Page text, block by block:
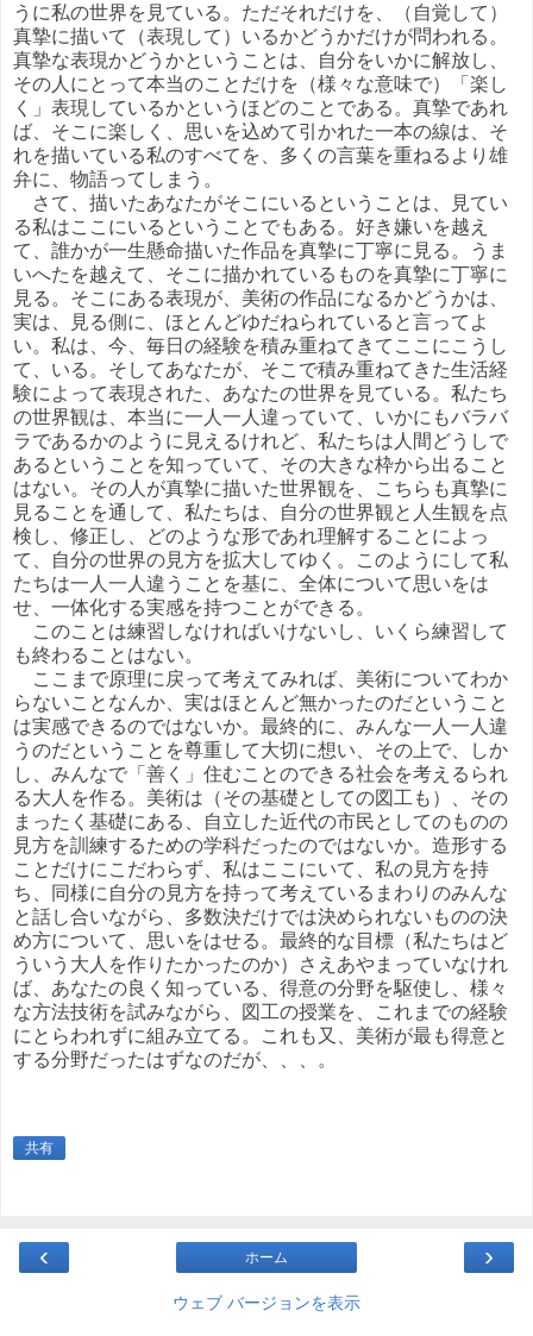
うに私の世界を見ている。ただそれだけを、（自覚して）
真摯に描いて（表現して）いるかどうかだけが問われる。
真摯な表現かどうかということは、自分をいかに解放し、
その人にとって本当のことだけを（様々な意味で）「楽し
く」表現しているかというほどのことである。真摯であれ
ば、そこに楽しく、思いを込めて引かれた一本の線は、そ
れを描いている私のすべてを、多くの言葉を重ねるより雄
弁に、物語ってしまう。
さて、描いたあなたがそこにいるということは、見てい
る私はここにいるということでもある。好き嫌いを越え
て、誰かが一生懸命描いた作品を真摯に丁寧に見る。うま
いへたを越えて、そこに描かれているものを真摯に丁寧に
見る。そこにある表現が、美術の作品になるかどうかは、
実は、見る側に、ほとんどゆだねられていると言ってよ
い。私は、今、毎日の経験を積み重ねてきてここにこうし
て、いる。そしてあなたが、そこで積み重ねてきた生活経
験によって表現された、あなたの世界を見ている。私たち
の世界観は、本当に一人一人違っていて、いかにもバラバ
ラであるかのように見えるけれど、私たちは人間どうしで
あるということを知っていて、その大きな枠から出ること
はない。その人が真摯に描いた世界観を、こちらも真摯に
見ることを通して、私たちは、自分の世界観と人生観を点
検し、修正し、どのような形であれ理解することによっ
て、自分の世界の見方を拡大してゆく。このようにして私
たちは一人一人違うことを基に、全体について思いをは
せ、一体化する実感を持つことができる。
このことは練習しなければいけないし、いくら練習して
も終わることはない。
ここまで原理に戻って考えてみれば、美術についてわか
らないことなんか、実はほとんど無かったのだということ
は実感できるのではないか。最終的に、みんな一人一人違
うのだということを尊重して大切に想い、その上で、しか
し、みんなで「善く」住むことのできる社会を考えるられ
る大人を作る。美術は（その基礎としての図工も）、その
まったく基礎にある、自立した近代の市民としてのものの
見方を訓練するための学科だったのではないか。造形する
ことだけにこだわらず、私はここにいて、私の見方を持
ち、同様に自分の見方を持って考えているまわりのみんな
と話し合いながら、多数決だけでは決められないものの決
め方について、思いをはせる。最終的な目標（私たちはど
ういう大人を作りたかったのか）さえあやまっていなけれ
ば、あなたの良く知っている、得意の分野を駆使し、様々
な方法技術を試みながら、図工の授業を、これまでの経験
にとらわれずに組み立てる。これも又、美術が最も得意と
する分野だったはずなのだが、、、。
共有
‹ ›
ホーム
ウェブ バージョンを表示